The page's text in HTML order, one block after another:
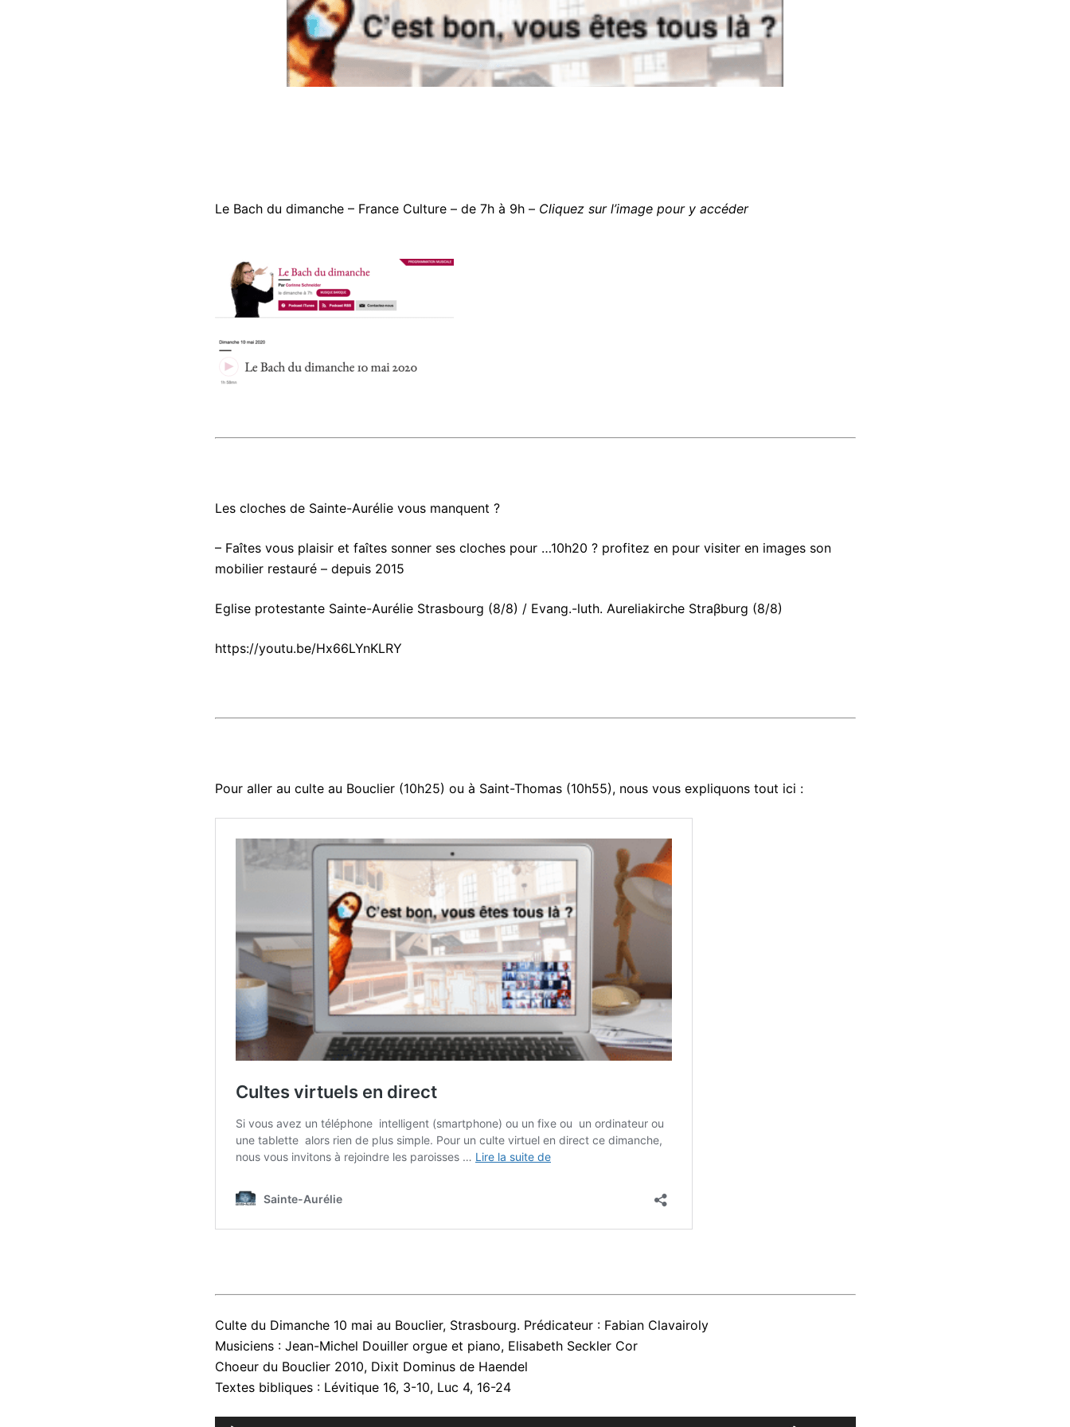
Le Bach du dimanche – France Culture – de 7h à 9h – Cliquez sur l’image pour y accéder
Les cloches de Sainte-Aurélie vous manquent ?
– Faîtes vous plaisir et faîtes sonner ses cloches pour …10h20 ? profitez en pour visiter en images son
mobilier restauré – depuis 2015
Eglise protestante Sainte-Aurélie Strasbourg (8/8) / Evang.-luth. Aureliakirche Straβburg (8/8)
https://youtu.be/Hx66LYnKLRY
Pour aller au culte au Bouclier (10h25) ou à Saint-Thomas (10h55), nous vous expliquons tout ici :
Culte du Dimanche 10 mai au Bouclier, Strasbourg. Prédicateur : Fabian Clavairoly
Musiciens : Jean-Michel Douiller orgue et piano, Elisabeth Seckler Cor
Choeur du Bouclier 2010, Dixit Dominus de Haendel
Textes bibliques : Lévitique 16, 3-10, Luc 4, 16-24